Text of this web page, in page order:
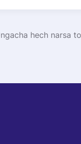
hech narsa